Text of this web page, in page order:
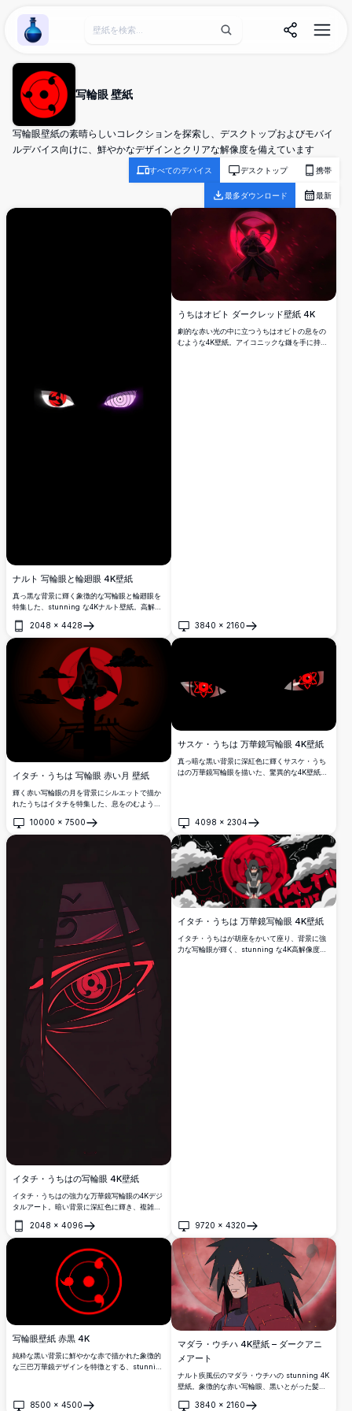
Wallpaper Alchemy
写輪眼 壁紙
写輪眼壁紙の素晴らしいコレクションを探索し、デスクトップおよびモバイ
ルデバイス向けに、鮮やかなデザインとクリアな解像度を備えています
すべてのデバイス デスクトップ 携帯
最多ダウンロード 最新
ナルト 写輪眼と輪廻眼 4K壁紙
真っ黒な背景に輝く象徴的な写輪眼と輪廻眼を
特集した、stunning な4Kナルト壁紙。高解像
バイスに求めるアニメファンに最適です。
2048 × 4428
開く
うちはオビト ダークレッド壁紙 4K
劇的な赤い光の中に立つうちはオビトの息をの
むような4K壁紙。アイコニックな鎌を手に持
3840 × 2160
開く
イタチ・うちは 写輪眼 赤い月 壁紙
輝く赤い写輪眼の月を背景にシルエットで描か
れたうちはイタチを特集した、息をのむような
暗い雲がこの幻想的な高解像度ナルトインスパ
イアのデジタルアートワークを取り囲んでいま
10000 × 7500
開く
サスケ・うちは 万華鏡写輪眼 4K壁紙
真っ暗な黒い背景に深紅色に輝くサスケ・うち
はの万華鏡写輪眼を描いた、驚異的な4K壁紙。
4098 × 2304
開く
イタチ・うちはの写輪眼 4K壁紙
イタチ・うちはの強力な万華鏡写輪眼の4Kデジ
タルアート。暗い背景に深紅色に輝き、複雑な
2048 × 4096
開く
イタチ・うちは 万華鏡写輪眼 4K壁紙
イタチ・うちはが胡座をかいて座り、背景に強
力な写輪眼が輝く、stunning な4K高解像度壁
9720 × 4320
開く
写輪眼壁紙 赤黒 4K
純粋な黒い背景に鮮やかな赤で描かれた象徴的
な三巴万華鏡デザインを特徴とする、stunning
最適です。
8500 × 4500
マダラ・ウチハ 4K壁紙 – ダークアニ
メアート
ナルト疾風伝のマダラ・ウチハの stunning 4K
壁紙。象徴的な赤い写輪眼、黒いとがった髪、
背景に映える深紅の鎧が特徴です。
3840 × 2160